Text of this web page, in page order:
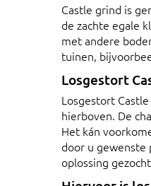
Castle grind is
de zachte egale
met andere
tuinen,
Losgestort
Losgestort
hierboven. De
Het kán
door u gewenste
oplossing